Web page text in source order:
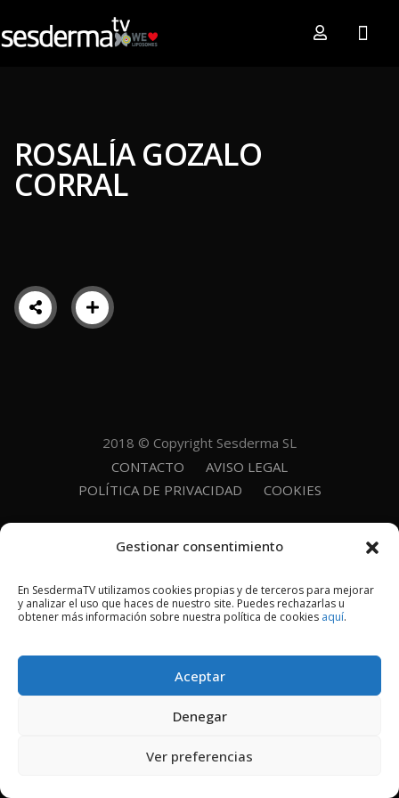
Gestionar consentimiento
En SesdermaTV utilizamos cookies propias y de terceros para mejorar
y analizar el uso que haces de nuestro site. Puedes rechazarlas u
obtener más información sobre nuestra política de cookies aquí.
Aceptar
Denegar
Ver preferencias
ROSALÍA GOZALO
CORRAL
2018 © Copyright Sesderma SL
CONTACTO
AVISO LEGAL
POLÍTICA DE PRIVACIDAD
COOKIES